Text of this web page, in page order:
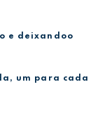
e deixandoo
um para cada